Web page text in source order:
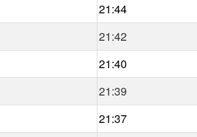
21:44
21:42
21:40
21:39
21:37